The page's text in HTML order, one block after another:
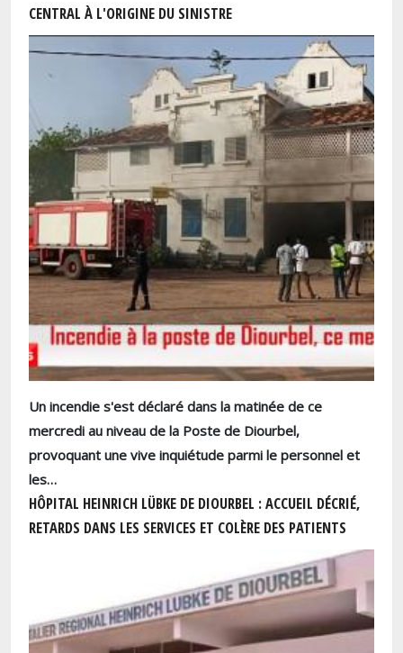
CENTRAL À L'ORIGINE DU SINISTRE
Un incendie s'est déclaré dans la matinée de ce
mercredi au niveau de la Poste de Diourbel,
provoquant une vive inquiétude parmi le personnel et
les…
HÔPITAL HEINRICH LÜBKE DE DIOURBEL : ACCUEIL DÉCRIÉ,
RETARDS DANS LES SERVICES ET COLÈRE DES PATIENTS